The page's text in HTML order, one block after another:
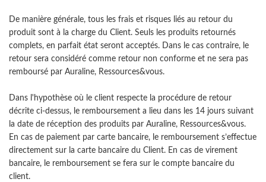
De manière générale, tous les frais et risques liés au retour du
produit sont à la charge du Client. Seuls les produits retournés
complets, en parfait état seront acceptés. Dans le cas contraire, le
retour sera considéré comme retour non conforme et ne sera pas
remboursé par Auraline, Ressources&vous.
Dans l'hypothèse où le client respecte la procédure de retour
décrite ci-dessus, le remboursement a lieu dans les 14 jours suivant
la date de réception des produits par Auraline, Ressources&vous.
En cas de paiement par carte bancaire, le remboursement s’effectue
directement sur la carte bancaire du Client. En cas de virement
bancaire, le remboursement se fera sur le compte bancaire du
client.